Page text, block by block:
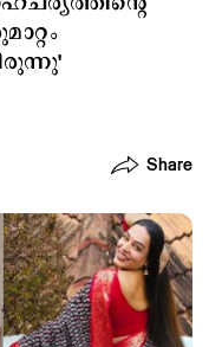
Share